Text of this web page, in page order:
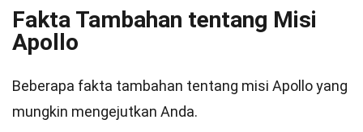
Fakta Tambahan tentang Misi
Apollo
Beberapa fakta tambahan tentang misi Apollo yang
mungkin mengejutkan Anda.